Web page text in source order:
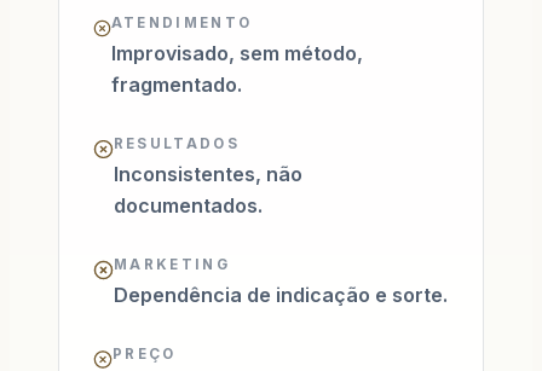
ATENDIMENTO
Improvisado, sem método,
fragmentado.
RESULTADOS
Inconsistentes, não
documentados.
MARKETING
Dependência de indicação e sorte.
PREÇO